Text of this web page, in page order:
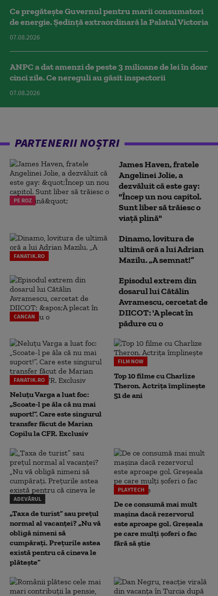
Ce pregătește Guvernul pentru marii consumatori
de energie. Ședință extraordinară la Palatul Victoria
07.08.2026
ANPC a dat amenzi de peste 3 milioane de lei în doar
cinci zile. Ce nereguli au găsit inspectorii
07.08.2026
PARTENERII NOȘTRI
PE ROZ
James Haven, fratele
Angelinei Jolie, a
dezvăluit că este gay:
"Încep un nou capitol.
Sunt liber să trăiesc o
viață plină"
FANATIK.RO
Dinamo, lovitura de
ultimă oră a lui Adrian
Mazilu. „A semnat!”
CANCAN
Episodul extrem din
dosarul lui Cătălin
Avramescu, cercetat de
DIICOT: 'A plecat în
pădure cu o
FANATIK.RO
Neluțu Varga a luat foc:
„Scoate-l pe ăla că nu mai
suport!”. Care este singurul
transfer făcut de Marian
Copilu la CFR. Exclusiv
FILM NOW
Top 10 filme cu Charlize
Theron. Actrița împlinește
51 de ani
ADEVĂRUL
„Taxa de turist” sau prețul
normal al vacanței? „Nu vă
obligă nimeni să
cumpărați. Prețurile astea
există pentru că cineva le
plătește”
PLAYTECH
De ce consumă mai mult
mașina dacă rezervorul
este aproape gol. Greșeala
pe care mulți șoferi o fac
fără să știe